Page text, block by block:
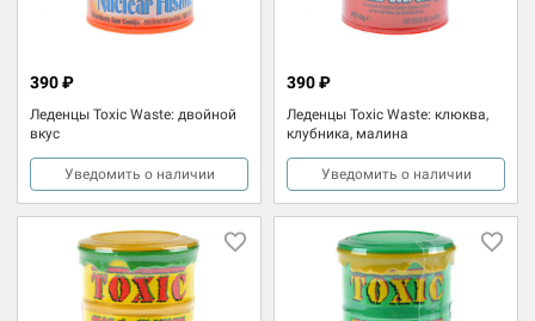
Леденцы Toxic Waste: двойной
вкус
390 ₽
Уведомить о наличии
Леденцы Toxic Waste: клюква,
клубника, малина
390 ₽
Уведомить о наличии